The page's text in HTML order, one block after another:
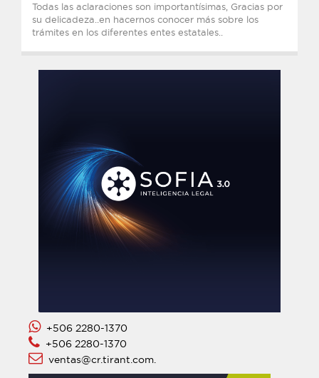
Todas las aclaraciones son importantísimas, Gracias por
su delicadeza..en hacernos conocer más sobre los
trámites en los diferentes entes estatales..
+506 2280-1370
+506 2280-1370
ventas@cr.tirant.com.